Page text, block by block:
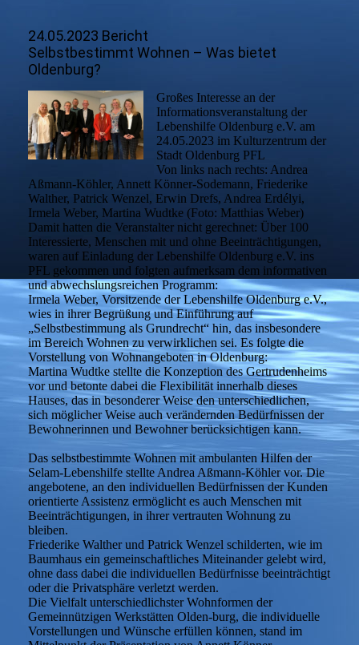
24.05.2023 Bericht
Selbstbestimmt Wohnen – Was bietet
Oldenburg?
Großes Interesse an der
Informationsveranstaltung der
Lebenshilfe Oldenburg e.V. am
24.05.2023 im Kulturzentrum der
Stadt Oldenburg PFL
Von links nach rechts: Andrea
Aßmann-Köhler, Annett Könner-Sodemann, Friederike
Walther, Patrick Wenzel, Erwin Drefs, Andrea Erdélyi,
Irmela Weber, Martina Wudtke (Foto: Matthias Weber)
Damit hatten die Veranstalter nicht gerechnet: Über 100
Interessierte, Menschen mit und ohne Beeinträchtigungen,
waren auf Einladung der Lebenshilfe Oldenburg e.V. ins
PFL gekommen und folgten aufmerksam dem informativen
und abwechslungsreichen Programm:
Irmela Weber, Vorsitzende der Lebenshilfe Oldenburg e.V.,
wies in ihrer Begrüßung und Einführung auf
„Selbstbestimmung als Grundrecht“ hin, das insbesondere
im Bereich Wohnen zu verwirklichen sei. Es folgte die
Vorstellung von Wohnangeboten in Oldenburg:
Martina Wudtke stellte die Konzeption des Gertrudenheims
vor und betonte dabei die Flexibilität innerhalb dieses
Hauses, das in besonderer Weise den unterschiedlichen,
sich möglicher Weise auch verändernden Bedürfnissen der
Bewohnerinnen und Bewohner berücksichtigen kann.
Das selbstbestimmte Wohnen mit ambulanten Hilfen der
Selam-Lebenshilfe stellte Andrea Aßmann-Köhler vor. Die
angebotene, an den individuellen Bedürfnissen der Kunden
orientierte Assistenz ermöglicht es auch Menschen mit
Beeinträchtigungen, in ihrer vertrauten Wohnung zu
bleiben.
Friederike Walther und Patrick Wenzel schilderten, wie im
Baumhaus ein gemeinschaftliches Miteinander gelebt wird,
ohne dass dabei die individuellen Bedürfnisse beeinträchtigt
oder die Privatsphäre verletzt werden.
Die Vielfalt unterschiedlichster Wohnformen der
Gemeinnützigen Werkstätten Olden-burg, die individuelle
Vorstellungen und Wünsche erfüllen können, stand im